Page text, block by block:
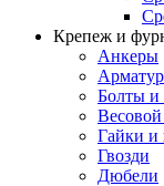
Крепеж и
Анкеры
Болты и
Гайки
Гвозди
Дюбели